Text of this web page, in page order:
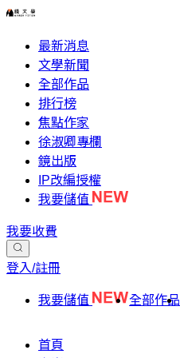
最新消息
文學新聞
全部作品
排行榜
焦點作家
徐淑卿專欄
鏡出版
IP改編授權
我要儲值
我要收費
登入/註冊
我要儲值 全部作品
首頁